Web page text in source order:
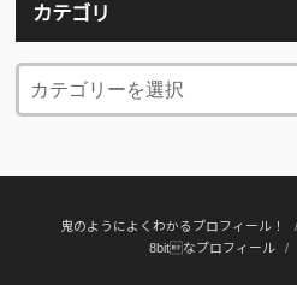
カテゴリ
鬼のようによくわかるプロフィール！
8bitなプロフィール